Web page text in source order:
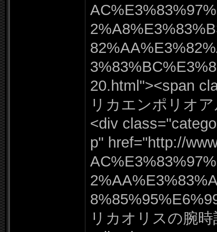
AC%E3%83%97%
2%A8%E3%83%
82%AA%E3%82%
3%83%BC%E3%
20. html"><span
リカエンポリオ
<div class="
p" href="http://
AC%E3%83%97%
2%AA%E3%83%
8%85%95%E6%
リカオリスの腕時